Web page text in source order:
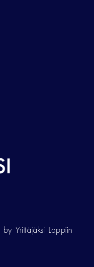
Yrittäjäksi Lappiin